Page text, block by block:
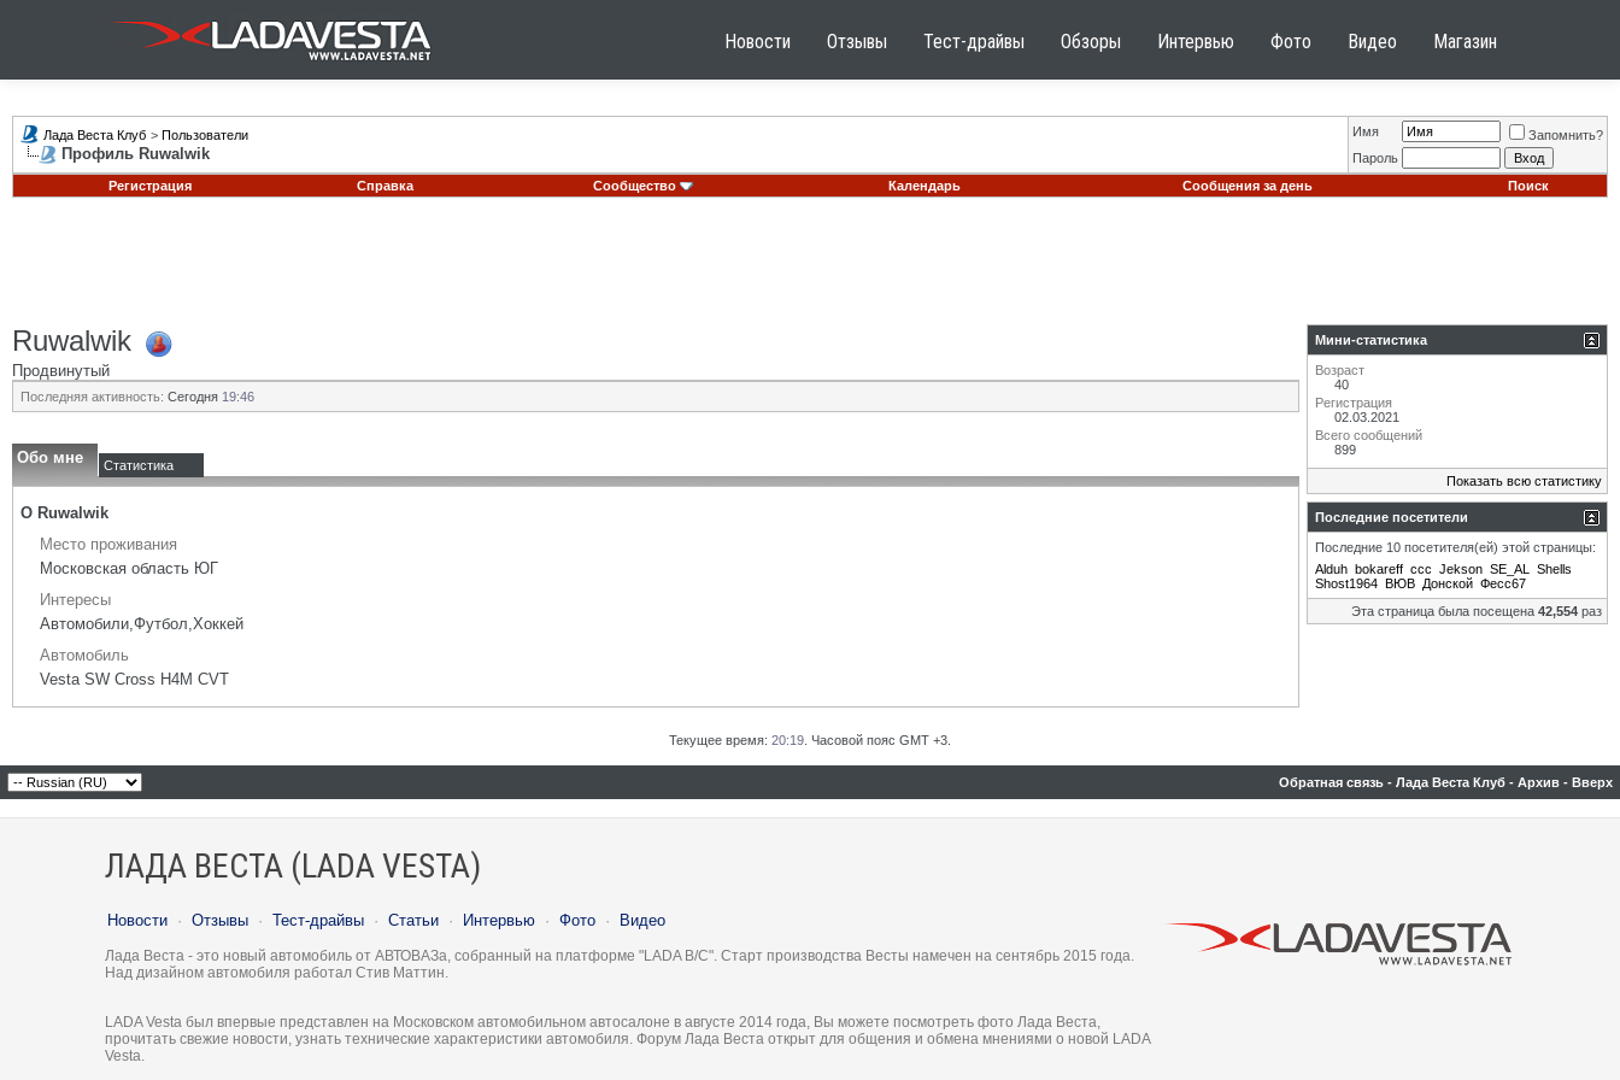
Новости Отзывы Тест-драйвы Обзоры Интервью Фото Видео Магазин
Лада Веста Клуб > Пользователи
Профиль Ruwalwik
Имя
Запомнить?
Пароль
Регистрация
Справка Сообщество Календарь Сообщения за день Поиск
Ruwalwik
Продвинутый
Последняя активность: Сегодня 19:46
Обо мне Статистика
О Ruwalwik
Место проживания
Московская область ЮГ
Интересы
Автомобили,Футбол,Хоккей
Автомобиль
Vesta SW Cross H4M CVT
Мини-статистика
Возраст
40
Регистрация
02.03.2021
Всего сообщений
899
Показать всю статистику
Последние посетители
Последние 10 посетителя(ей) этой страницы:
Alduh bokareff ccc Jekson SE_AL
Shells
Shost1964 ВЮВ Донской Фесс67
Эта страница была посещена 42,554 раз
Текущее время: 20:19 . Часовой пояс GMT +3.
Обратная связь - Лада Веста Клуб - Архив - Вверх
ЛАДА ВЕСТА (LADA VESTA)
Новости · Отзывы · Тест-драйвы · Статьи · Интервью · Фото · Видео
Лада Веста - это новый автомобиль от АВТОВАЗа, собранный на платформе "LADA B/C". Старт производства Весты намечен на сентябрь 2015 года.
Над дизайном автомобиля работал Стив Маттин.
LADA Vesta был впервые представлен на Московском автомобильном автосалоне в августе 2014 года, Вы можете посмотреть фото Лада Веста,
прочитать свежие новости, узнать технические характеристики автомобиля. Форум Лада Веста открыт для общения и обмена мнениями о новой LADA
Vesta.